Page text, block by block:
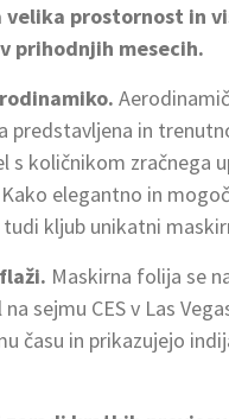
prostornost in
prihodnjih mesecih.
predstavljena in
s količnikom zračnega
elegantno in
kljub unikatni
Maskirna folija se
sejmu CES v Las
času in prika­zujejo